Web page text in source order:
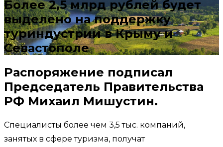
Более 2,5 млрд рублей будет
выделено на поддержку
туриндустрии в Крыму и
Севастополе
Распоряжение подписал
Председатель Правительства
РФ Михаил Мишустин.
Специалисты более чем 3,5 тыс. компаний,
занятых в сфере туризма, получат